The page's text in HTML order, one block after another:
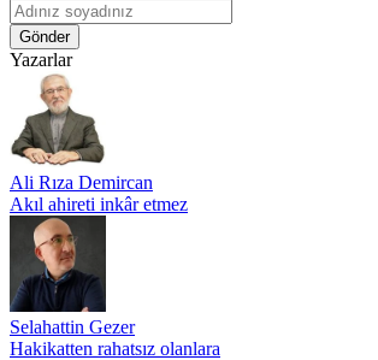
Gönder
Yazarlar
Ali Rıza Demircan
Akıl ahireti inkâr etmez
Selahattin Gezer
Hakikatten rahatsız olanlara